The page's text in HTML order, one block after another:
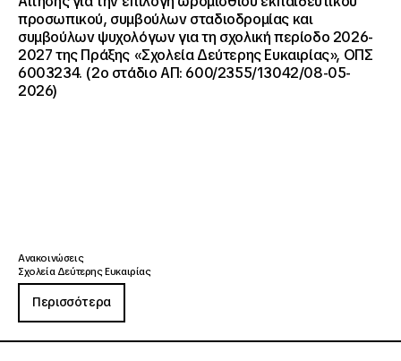
προσωπικού, συμβούλων σταδιοδρομίας και
συμβούλων ψυχολόγων για τη σχολική περίοδο 2026-
2027 της Πράξης «Σχολεία Δεύτερης Ευκαιρίας», ΟΠΣ
6003234. (2ο στάδιο ΑΠ: 600/2355/13042/08-05-
2026)
Ανακοινώσεις
Σχολεία Δεύτερης Ευκαιρίας
Περισσότερα